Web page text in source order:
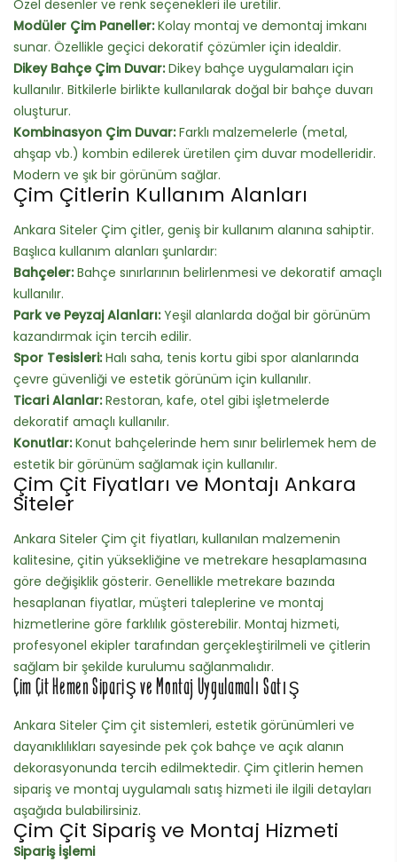
Özel desenler ve renk seçenekleri ile üretilir.
Modüler Çim Paneller:Kolay montaj ve demontaj imkanı
sunar. Özellikle geçici dekoratif çözümler için idealdir.
Dikey Bahçe Çim Duvar:Dikey bahçe uygulamaları için
kullanılır. Bitkilerle birlikte kullanılarak doğal bir bahçe duvarı
oluşturur.
Kombinasyon Çim Duvar:Farklı malzemelerle (metal,
ahşap vb.) kombin edilerek üretilen çim duvar modelleridir.
Modern ve şık bir görünüm sağlar.
Çim Çitlerin Kullanım Alanları
Ankara Siteler Çim çitler, geniş bir kullanım alanına sahiptir.
Başlıca kullanım alanları şunlardır:
Bahçeler:Bahçe sınırlarının belirlenmesi ve dekoratif amaçlı
kullanılır.
Park ve Peyzaj Alanları:Yeşil alanlarda doğal bir görünüm
kazandırmak için tercih edilir.
Spor Tesisleri:Halı saha, tenis kortu gibi spor alanlarında
çevre güvenliği ve estetik görünüm için kullanılır.
Ticari Alanlar:Restoran, kafe, otel gibi işletmelerde
dekoratif amaçlı kullanılır.
Konutlar:Konut bahçelerinde hem sınır belirlemek hem de
estetik bir görünüm sağlamak için kullanılır.
Çim Çit Fiyatları ve Montajı Ankara
Siteler
Ankara Siteler Çim çit fiyatları, kullanılan malzemenin
kalitesine, çitin yüksekliğine ve metrekare hesaplamasına
göre değişiklik gösterir. Genellikle metrekare bazında
hesaplanan fiyatlar, müşteri taleplerine ve montaj
hizmetlerine göre farklılık gösterebilir. Montaj hizmeti,
profesyonel ekipler tarafından gerçekleştirilmeli ve çitlerin
sağlam bir şekilde kurulumu sağlanmalıdır.
Çim Çit Hemen Sipariş ve Montaj Uygulamalı Satış
Ankara Siteler Çim çit sistemleri, estetik görünümleri ve
dayanıklılıkları sayesinde pek çok bahçe ve açık alanın
dekorasyonunda tercih edilmektedir. Çim çitlerin hemen
sipariş ve montaj uygulamalı satış hizmeti ile ilgili detayları
aşağıda bulabilirsiniz.
Çim Çit Sipariş ve Montaj Hizmeti
Sipariş İşlemi